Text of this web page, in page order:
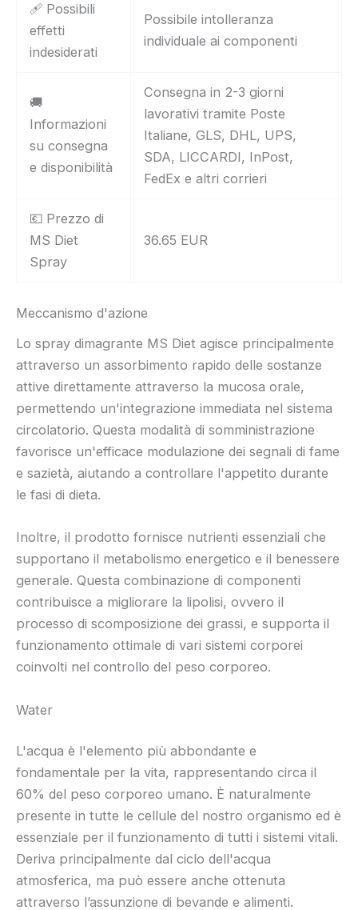
🩹 Possibili
effetti
indesiderati
Possibile intolleranza
individuale ai componenti
🚚
Informazioni
su consegna
e disponibilità
Consegna in 2-3 giorni
lavorativi tramite Poste
Italiane, GLS, DHL, UPS,
SDA, LICCARDI, InPost,
FedEx e altri corrieri
💶 Prezzo di
MS Diet
Spray
36.65 EUR
Meccanismo d'azione
Lo spray dimagrante MS Diet agisce principalmente
attraverso un assorbimento rapido delle sostanze
attive direttamente attraverso la mucosa orale,
permettendo un'integrazione immediata nel sistema
circolatorio. Questa modalità di somministrazione
favorisce un'efficace modulazione dei segnali di fame
e sazietà, aiutando a controllare l'appetito durante
le fasi di dieta.
Inoltre, il prodotto fornisce nutrienti essenziali che
supportano il metabolismo energetico e il benessere
generale. Questa combinazione di componenti
contribuisce a migliorare la lipolisi, ovvero il
processo di scomposizione dei grassi, e supporta il
funzionamento ottimale di vari sistemi corporei
coinvolti nel controllo del peso corporeo.
Water
L'acqua è l'elemento più abbondante e
fondamentale per la vita, rappresentando circa il
60% del peso corporeo umano. È naturalmente
presente in tutte le cellule del nostro organismo ed è
essenziale per il funzionamento di tutti i sistemi vitali.
Deriva principalmente dal ciclo dell'acqua
atmosferica, ma può essere anche ottenuta
attraverso l’assunzione di bevande e alimenti.